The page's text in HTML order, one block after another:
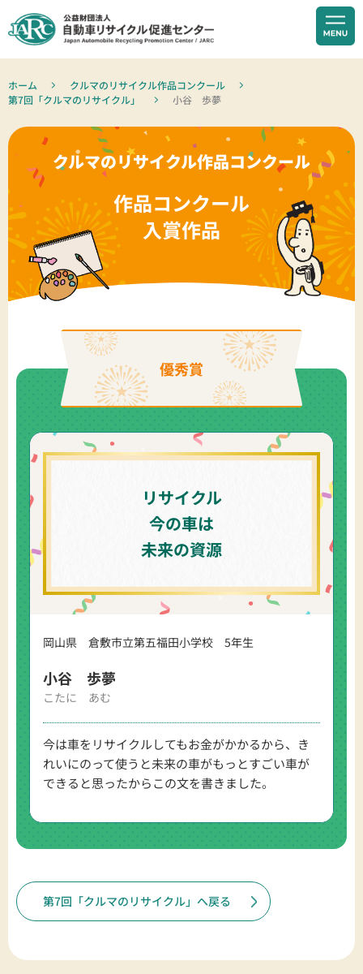
ホーム
クルマのリサイクル作品コンクール
第7回「クルマのリサイクル」
小谷 歩夢
クルマのリサイクル作品コンクール
作品コンクール
入賞作品
優秀賞
リサイクル
今の車は
未来の資源
岡山県 倉敷市立第五福田小学校 5年生
小谷 歩夢
こたに あむ
今は車をリサイクルしてもお金がかかるから、き
れいにのって使うと未来の車がもっとすごい車が
できると思ったからこの文を書きました。
第7回「クルマのリサイクル」へ戻る